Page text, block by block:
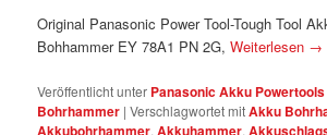
Original Panasonic Power Tool-Tough Tool
Bohhammer EY 78A1 PN 2G,Weiterlesen →
Veröffentlicht unter Panasonic Akku
Bohrhammer |Verschlagwortet mitAkku
Akkubohrhammer,Akkuhammer,